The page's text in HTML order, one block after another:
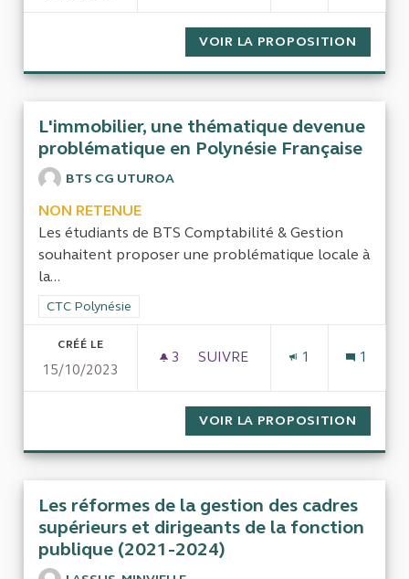
VOIR LA PROPOSITION
L'immobilier, une thématique devenue
problématique en Polynésie Française
BTS CG UTUROA
NON RETENUE
Les étudiants de BTS Comptabilité & Gestion
souhaitent proposer une problématique locale à
la...
Filtrer les résultats de la catégorie : CTC Polynésie
CTC Polynésie
CRÉÉ LE
15/10/2023
3 3 ABONNÉS
SUIVRE
1 1
VOIR LA PROPOSITION
Les réformes de la gestion des cadres
supérieurs et dirigeants de la fonction
publique (2021-2024)